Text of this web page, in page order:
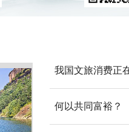
我国文旅消费正
何以共同富裕？